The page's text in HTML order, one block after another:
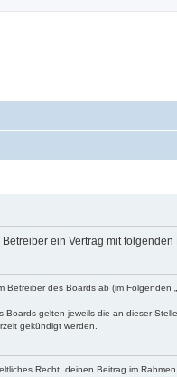
Betreiber ein Vertrag mit
des Boards ab (im
gelten jeweils die an dieser
gekündigt werden.
Recht, deinen Beitrag im